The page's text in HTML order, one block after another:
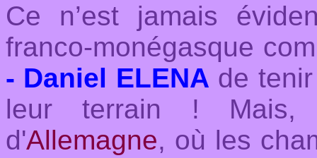
Ce n’est jamais
franco-monégasque
- Daniel ELENA de
leur terrain ! Mais,
d'Allemagne, où les